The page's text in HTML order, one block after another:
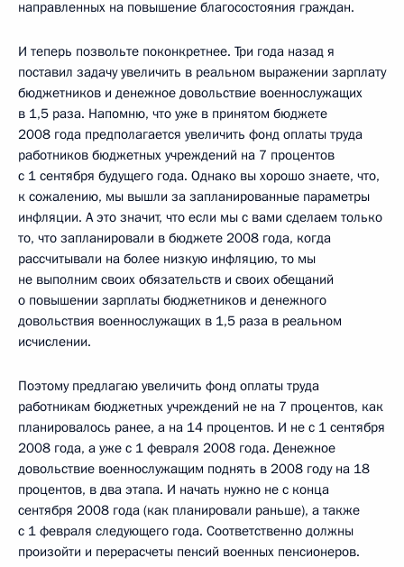
направленных на повышение благосостояния граждан.
И теперь позвольте поконкретнее. Три года назад я
поставил задачу увеличить в реальном выражении зарплату
бюджетников и денежное довольствие военнослужащих
в 1,5 раза. Напомню, что уже в принятом бюджете
2008 года предполагается увеличить фонд оплаты труда
работников бюджетных учреждений на 7 процентов
с 1 сентября будущего года. Однако вы хорошо знаете, что,
к сожалению, мы вышли за запланированные параметры
инфляции. А это значит, что если мы с вами сделаем только
то, что запланировали в бюджете 2008 года, когда
рассчитывали на более низкую инфляцию, то мы
не выполним своих обязательств и своих обещаний
о повышении зарплаты бюджетников и денежного
довольствия военнослужащих в 1,5 раза в реальном
исчислении.
Поэтому предлагаю увеличить фонд оплаты труда
работникам бюджетных учреждений не на 7 процентов, как
планировалось ранее, а на 14 процентов. И не с 1 сентября
2008 года, а уже с 1 февраля 2008 года. Денежное
довольствие военнослужащим поднять в 2008 году на 18
процентов, в два этапа. И начать нужно не с конца
сентября 2008 года (как планировали раньше), а также
с 1 февраля следующего года. Соответственно должны
произойти и перерасчеты пенсий военных пенсионеров.